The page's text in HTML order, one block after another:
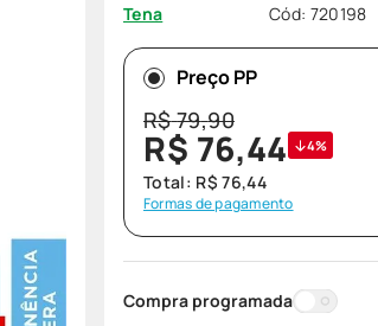
Tena
Cód: 720198
Preço PP
R$79,90
R$ 76,44 4%
Total: R$ 76,44
Formas de pagamento
Compra programada